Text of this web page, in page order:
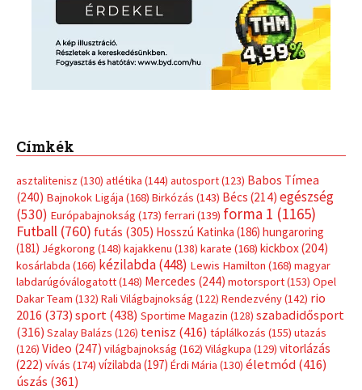
Címkék
asztalitenisz (130) atlétika (144) autosport(123) Babos Tímea
(240) Bajnokok Ligája (168) Birkózás (143) Bécs (214) egészség
(530) Európabajnokság (173) ferrari (139) forma 1 (1165)
Futball (760) futás (305) Hosszú Katinka (186) hungaroring
(181) Jégkorong (148) kajakkenu (138) karate (168) kickbox(204)
kosárlabda (166) kézilabda(448) Lewis Hamilton (168) magyar
labdarúgóválogatott(148) Mercedes (244) motorsport(153) Opel
Dakar Team (132) Rali Világbajnokság (122) Rendezvény(142) rio
2016 (373) sport(438) Sportime Magazin (128) szabadidősport
(316) Szalay Balázs (126) tenisz (416) táplálkozás (155) utazás
(126) Video (247) világbajnokság (162) Világkupa (129) vitorlázás
(222) vívás (174) vízilabda (197) Érdi Mária (130) életmód(416)
úszás (361)